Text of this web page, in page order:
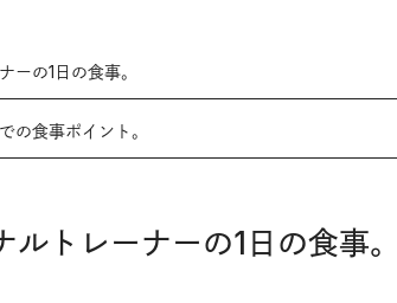
ーの1日の食事。
の食事ポイント。
トレーナーの1日の食事。